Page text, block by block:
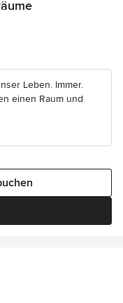
Leben. Immer.
einen Raum und